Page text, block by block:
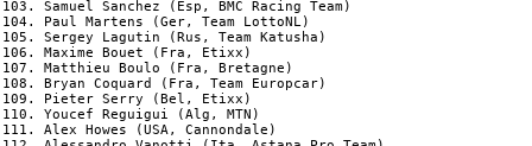
103. Samuel Sanchez (Esp, BMC Racing Team)
104. Paul Martens (Ger, Team LottoNL)
105. Sergey Lagutin (Rus, Team Katusha)
106. Maxime Bouet (Fra, Etixx)
107. Matthieu Boulo (Fra, Bretagne)
108. Bryan Coquard (Fra, Team Europcar)
109. Pieter Serry (Bel, Etixx)
110. Youcef Reguigui (Alg, MTN)
111. Alex Howes (USA, Cannondale)